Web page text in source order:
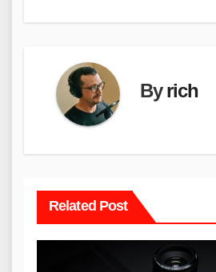
Byrich
Related Post